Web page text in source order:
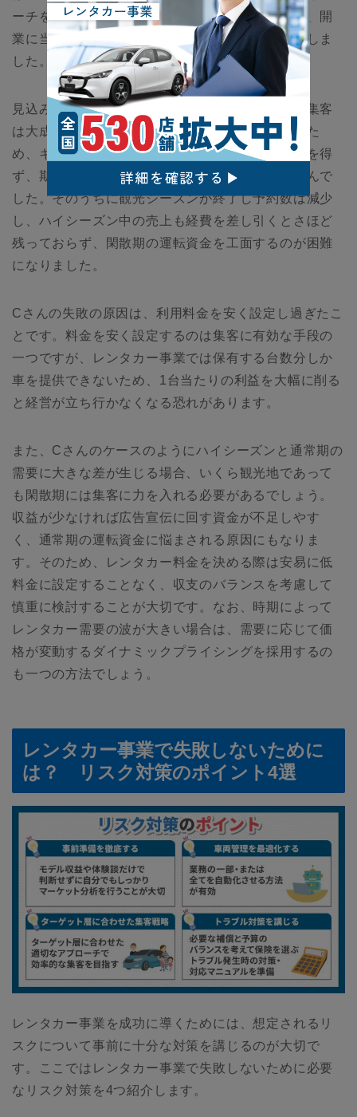
ーチを徹底し、どこよりも安い料金設定を採用し、開
業に当たって地域最安値をうたった広告も打ち出しま
した。
見込み通り、オープン当初から利用客が殺到し、集客
は大成功。しかし用意できる車両には限りがあるた
め、キャパシティを超える予約が入って断らざるを得
ず、期待していたような薄利多売は実現できませんで
した。そのうちに観光シーズンが終了し予約数は減少
し、ハイシーズン中の売上も経費を差し引くとさほど
残っておらず、閑散期の運転資金を工面するのが困難
になりました。
Cさんの失敗の原因は、利用料金を安く設定し過ぎたこ
とです。料金を安く設定するのは集客に有効な手段の
一つですが、レンタカー事業では保有する台数分しか
車を提供できないため、1台当たりの利益を大幅に削る
と経営が立ち行かなくなる恐れがあります。
また、Cさんのケースのようにハイシーズンと通常期の
需要に大きな差が生じる場合、いくら観光地であって
も閑散期には集客に力を入れる必要があるでしょう。
収益が少なければ広告宣伝に回す資金が不足しやす
く、通常期の運転資金に悩まされる原因にもなりま
す。そのため、レンタカー料金を決める際は安易に低
料金に設定することなく、収支のバランスを考慮して
慎重に検討することが大切です。なお、時期によって
レンタカー需要の波が大きい場合は、需要に応じて価
格が変動するダイナミックプライシングを採用するの
も一つの方法でしょう。
レンタカー事業で失敗しないために
は？ リスク対策のポイント4選
レンタカー事業を成功に導くためには、想定されるリ
スクについて事前に十分な対策を講じるのが大切で
す。ここではレンタカー事業で失敗しないために必要
なリスク対策を4つ紹介します。